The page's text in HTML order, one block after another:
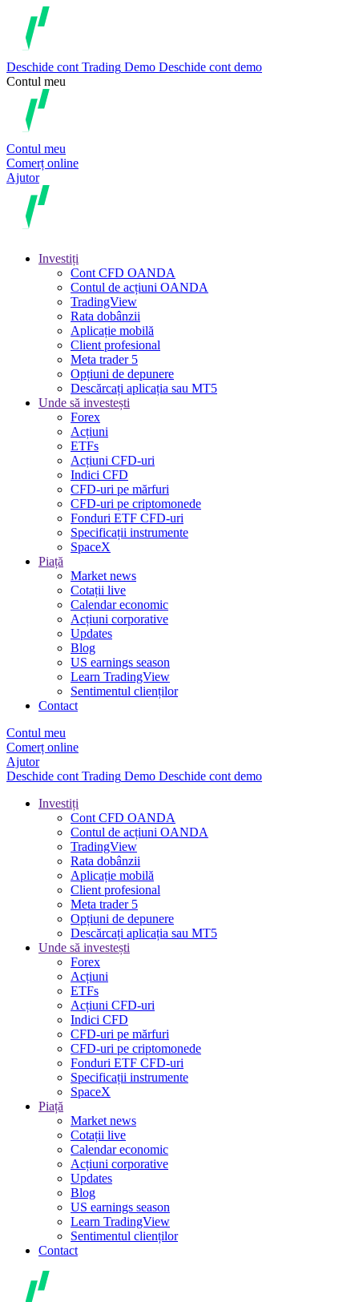
Deschide cont Trading Demo Deschide cont demo
Contul meu
Contul meu
Comerț online
Ajutor
Investiți
Cont CFD OANDA
Contul de acțiuni OANDA
TradingView
Rata dobânzii
Aplicație mobilă
Client profesional
Meta trader 5
Opțiuni de depunere
Descărcați aplicația sau MT5
Unde să investești
Forex
Acțiuni
ETFs
Acțiuni CFD-uri
Indici CFD
CFD-uri pe mărfuri
CFD-uri pe criptomonede
Fonduri ETF CFD-uri
Specificații instrumente
SpaceX
Piață
Market news
Cotații live
Calendar economic
Acțiuni corporative
Updates
Blog
US earnings season
Learn TradingView
Sentimentul clienților
Contact
Contul meu
Comerț online
Ajutor
Deschide cont Trading Demo Deschide cont demo
Investiți
Cont CFD OANDA
Contul de acțiuni OANDA
TradingView
Rata dobânzii
Aplicație mobilă
Client profesional
Meta trader 5
Opțiuni de depunere
Descărcați aplicația sau MT5
Unde să investești
Forex
Acțiuni
ETFs
Acțiuni CFD-uri
Indici CFD
CFD-uri pe mărfuri
CFD-uri pe criptomonede
Fonduri ETF CFD-uri
Specificații instrumente
SpaceX
Piață
Market news
Cotații live
Calendar economic
Acțiuni corporative
Updates
Blog
US earnings season
Learn TradingView
Sentimentul clienților
Contact